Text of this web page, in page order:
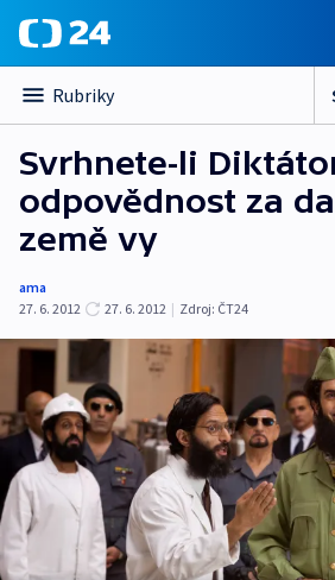
Rubriky
Svrhnete-li
odpovědnost za
země vy
ama
27. 6. 2012
27. 6. 2012 | Zdroj: ČT24